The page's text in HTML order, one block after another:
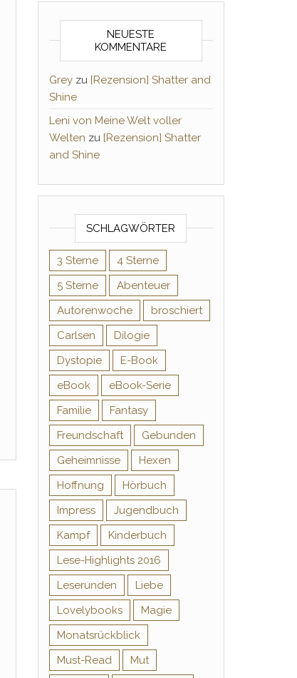
NEUESTE
KOMMENTARE
Greyzu [Rezension] Shatter and
Shine
Leni von Meine Welt voller
Welten zu [Rezension] Shatter
and Shine
SCHLAGWÖRTER
3 Sterne
4 Sterne
5 Sterne
Abenteuer
Autorenwoche
broschiert
Carlsen
Dilogie
Dystopie
E-Book
eBook
eBook-Serie
Familie
Fantasy
Freundschaft
Gebunden
Geheimnisse
Hexen
Hoffnung
Hörbuch
Impress
Jugendbuch
Kampf
Kinderbuch
Lese-Highlights 2016
Leserunden
Liebe
Lovelybooks
Magie
Monatsrückblick
Must-Read
Mut